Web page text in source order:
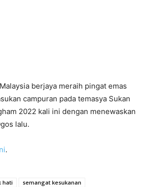
berjaya meraih pingat emas
campuran pada temasya Sukan
2022 kali ini dengan menewaskan
lalu.
.
hati semangat kesukanan